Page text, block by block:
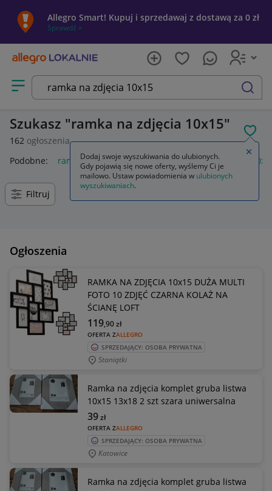
Allegro Smart! Kupuj i sprzedawaj z dostawą za 0 zł
Sprawdź »
Otwórz menu z kategoriami
szukaj
Szukasz ramka na zdjęcia 10x15
162 ogłoszenia
Podobne: ramka na zdjęcia 10x15 biała ramka 3 zdjęcia
Filtruj
Ogłoszenia
RAMKA NA ZDJĘCIA 10x15 DUŻA MULTI
FOTO 10 ZDJĘĆ CZARNA KOLAŻ NA
ŚCIANĘ LOFT
OFERTA ZALLEGRO
119,90zł
SPRZEDAJĄCY: OSOBA PRYWATNA
Staniątki
Ramka na zdjęcia komplet gruba listwa
10x15 13x18 2 szt szara uniwersalna
OFERTA ZALLEGRO
39zł
SPRZEDAJĄCY: OSOBA PRYWATNA
Katowice
Ramka na zdjęcia komplet gruba listwa
Dodaj swoje wyszukiwania do ulubionych.
Gdy pojawią się nowe oferty, wyślemy Ci je
mailowo. Ustaw powiadomienia w ulubionych
wyszukiwaniach.